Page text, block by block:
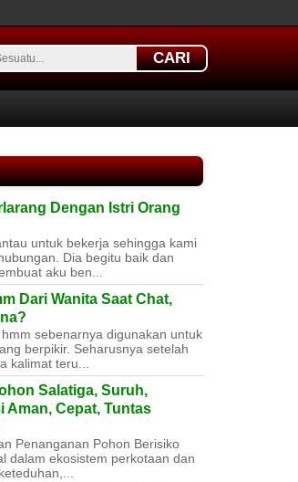
CARI
Dengan Istri Orang
untuk bekerja sehingga kami
Dia begitu baik dan
aku ben...
Dari Wanita Saat Chat,
sebenarnya digunakan untuk
berpikir. Seharusnya setelah
kalimat teru...
Salatiga, Suruh,
Aman, Cepat, Tuntas
Penanganan Pohon Berisiko
dalam ekosistem perkotaan dan